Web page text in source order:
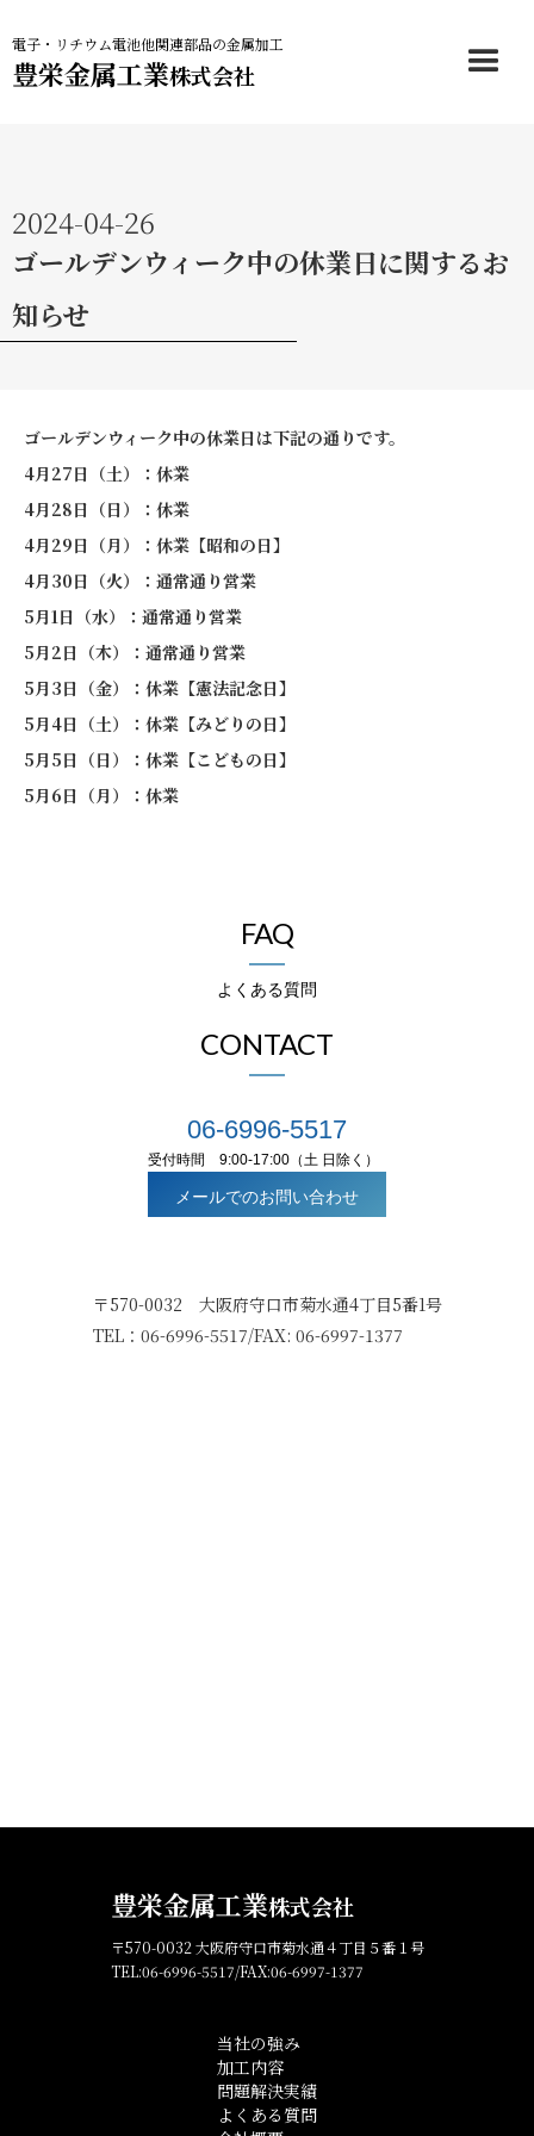
電子・リチウム電池他関連部品の金属加工
豊栄金属工業株式会社
2024-04-26
ゴールデンウィーク中の休業日に関するお
知らせ
ゴールデンウィーク中の休業日は下記の通りです。
4月27日（土）：休業
4月28日（日）：休業
4月29日（月）：休業【昭和の日】
4月30日（火）：通常通り営業
5月1日（水）：通常通り営業
5月2日（木）：通常通り営業
5月3日（金）：休業【憲法記念日】
5月4日（土）：休業【みどりの日】
5月5日（日）：休業【こどもの日】
5月6日（月）：休業
FAQ
よくある質問
CONTACT
06-6996-5517
受付時間 9:00-17:00（土 日除く）
メールでのお問い合わせ
〒570-0032 大阪府守口市菊水通4丁目5番1号
TEL：06-6996-5517/FAX: 06-6997-1377
豊栄金属工業株式会社
〒570-0032 大阪府守口市菊水通４丁目５番１号
TEL:06-6996-5517/FAX:06-6997-1377
当社の強み
加工内容
問題解決実績
よくある質問